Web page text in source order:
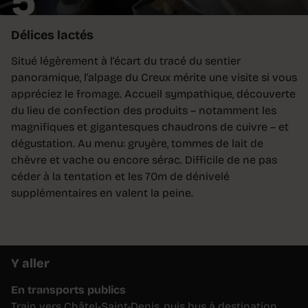
Délices lactés
Situé légèrement à l’écart du tracé du sentier
panoramique, l’alpage du Creux mérite une visite si vous
appréciez le fromage. Accueil sympathique, découverte
du lieu de confection des produits – notamment les
magnifiques et gigantesques chaudrons de cuivre – et
dégustation. Au menu: gruyère, tommes de lait de
chèvre et vache ou encore sérac. Difficile de ne pas
céder à la tentation et les 70m de dénivelé
supplémentaires en valent la peine.
Y aller
En transports publics